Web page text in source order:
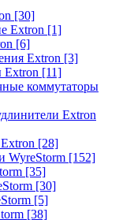
[30]
Extron [1]
[6]
Extron [3]
Extron [11]
коммутаторы
Extron
[28]
WyreStorm [152]
[35]
[30]
[5]
[38]